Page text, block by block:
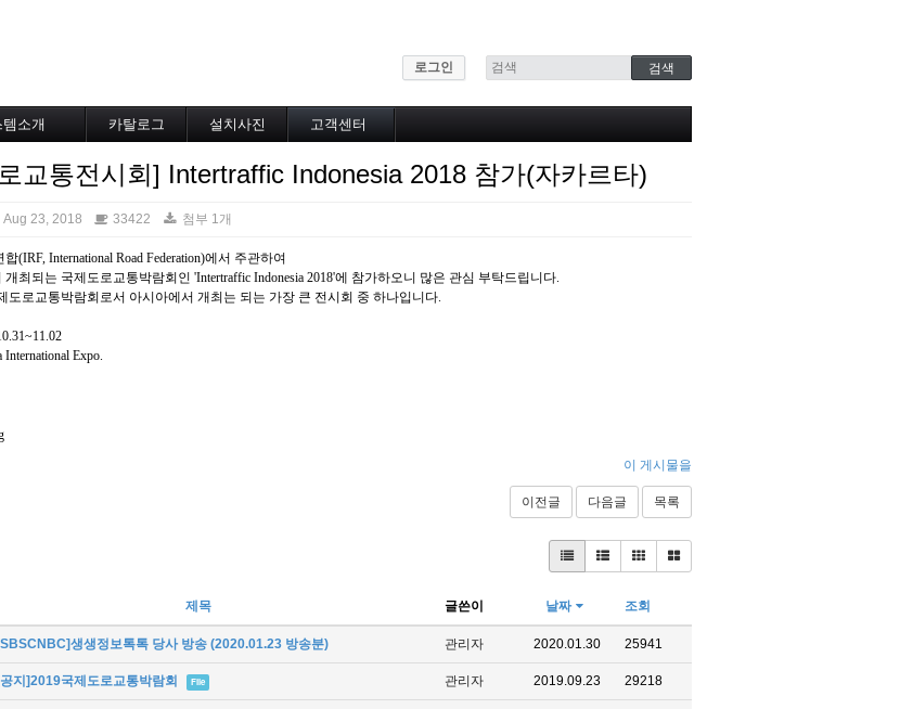
로그인
소개
설시스템
방지
히터
재
카탈로그 설치사진 고객센터
온라인상담
교통전시회] Intertraffic Indonesia 2018 참가(자카르타)
Aug 23, 2018 33422 첨부 1개
(IRF, International Road Federation)에서 주관하여
최되는 국제도로교통박람회인 'Intertraffic Indonesia 2018'에 참가하오니 많은 관심 부탁드립니다.
도로교통박람회로서 아시아에서 개최는 되는 가장 큰 전시회 중 하나입니다.
Expo.
이 게시물을
이전글 다음글 목록
제목 글쓴이 날짜 조회
생생정보톡톡 당사 방송 (2020.01.23 방송분) 관리자 2020.01.30 25941
지]2019국제도로교통박람회 File 관리자 2019.09.23 29218